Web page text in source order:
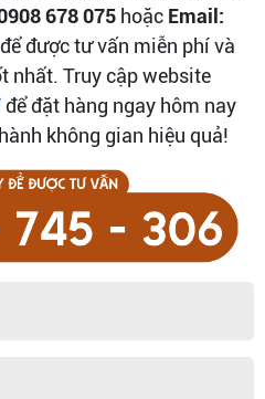
678 075 hoặc Email:
để được tư vấn miễn phí và
nhất. Truy cập website
để đặt hàng ngay hôm nay
không gian hiệu quả!